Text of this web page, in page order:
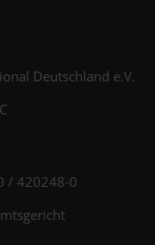
Deutschland e.V.
/ 420248-0